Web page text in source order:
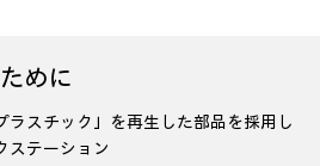
めに
ラスチック」を再生した部品を採用し
ステーション